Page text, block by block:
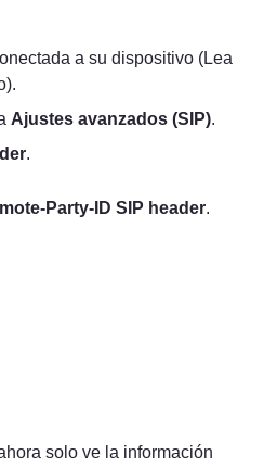
a su dispositivo (Lea
Ajustes avanzados (SIP).
.
Party-ID SIP header.
solo ve la información